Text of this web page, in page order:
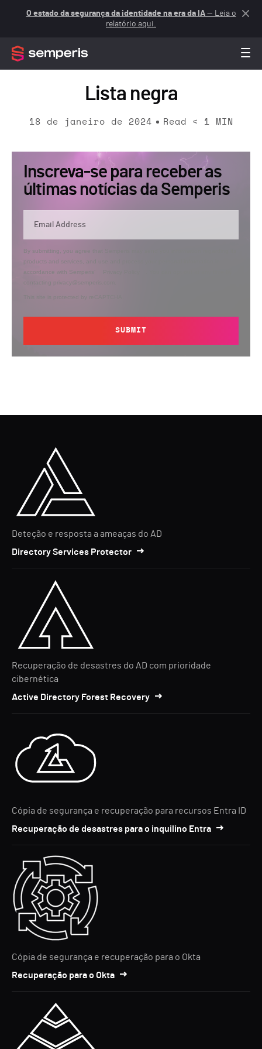
O estado da segurança da identidade na era da IA— Leia o
relatório aqui.
Lista negra
18 de janeiro de 2024 Read < 1 MIN
Inscreva-se para receber as
últimas notícias da Semperis
By submitting, you agree that Semperis may send you information regarding its
products and services, and use and process your personal information in
accordance with Semperis’
contacting privacy@semperis.com.
This site is protected by reCAPTCHA.
SUBMIT
Deteção e resposta a ameaças do AD
Directory Services Protector
Recuperação de desastres do AD com prioridade
cibernética
Active Directory Forest Recovery
Cópia de segurança e recuperação para recursos Entra ID
Recuperação de desastres para o inquilino Entra
Cópia de segurança e recuperação para o Okta
Recuperação para o Okta